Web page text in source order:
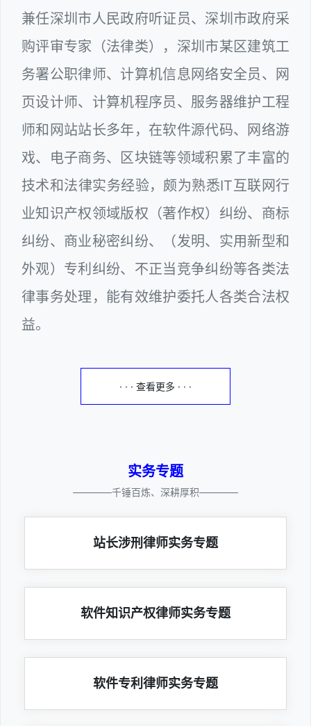
兼任深圳市人民政府听证员、深圳市政府采
购评审专家（法律类），深圳市某区建筑工
务署公职律师、计算机信息网络安全员、网
页设计师、计算机程序员、服务器维护工程
师和网站站长多年，在软件源代码、网络游
戏、电子商务、区块链等领域积累了丰富的
技术和法律实务经验，颇为熟悉IT互联网行
业知识产权领域版权（著作权）纠纷、商标
纠纷、商业秘密纠纷、（发明、实用新型和
外观）专利纠纷、不正当竞争纠纷等各类法
律事务处理，能有效维护委托人各类合法权
益。
· · · 查看更多 · · ·
实务专题
————千锤百炼、深耕厚积————
站长涉刑律师实务专题
软件知识产权律师实务专题
软件专利律师实务专题